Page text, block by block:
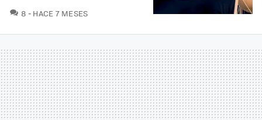
8 COMENTARIOS
HACE 7 MESES